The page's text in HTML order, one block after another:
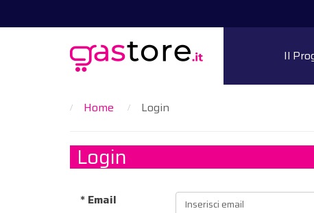
Il
Home Login
Login
* Email